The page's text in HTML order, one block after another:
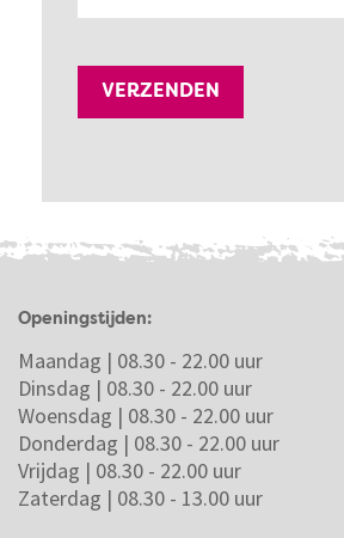
Openingstijden:
Maandag | 08.30 - 22.00 uur
Dinsdag | 08.30 - 22.00 uur
Woensdag | 08.30 - 22.00 uur
Donderdag | 08.30 - 22.00 uur
Vrijdag | 08.30 - 22.00 uur
Zaterdag | 08.30 - 13.00 uur